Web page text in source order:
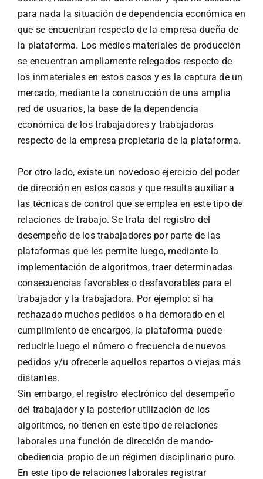
para nada la situación de dependencia económica en
que se encuentran respecto de la empresa dueña de
la plataforma. Los medios materiales de producción
se encuentran ampliamente relegados respecto de
los inmateriales en estos casos y es la captura de un
mercado, mediante la construcción de una amplia
red de usuarios, la base de la dependencia
económica de los trabajadores y trabajadoras
respecto de la empresa propietaria de la plataforma.
Por otro lado, existe un novedoso ejercicio del poder
de dirección en estos casos y que resulta auxiliar a
las técnicas de control que se emplea en este tipo de
relaciones de trabajo. Se trata del registro del
desempeño de los trabajadores por parte de las
plataformas que les permite luego, mediante la
implementación de algoritmos, traer determinadas
consecuencias favorables o desfavorables para el
trabajador y la trabajadora. Por ejemplo: si ha
rechazado muchos pedidos o ha demorado en el
cumplimiento de encargos, la plataforma puede
reducirle luego el número o frecuencia de nuevos
pedidos y/u ofrecerle aquellos repartos o viejas más
distantes.
Sin embargo, el registro electrónico del desempeño
del trabajador y la posterior utilización de los
algoritmos, no tienen en este tipo de relaciones
laborales una función de dirección de mando-
obediencia propio de un régimen disciplinario puro.
En este tipo de relaciones laborales registrar